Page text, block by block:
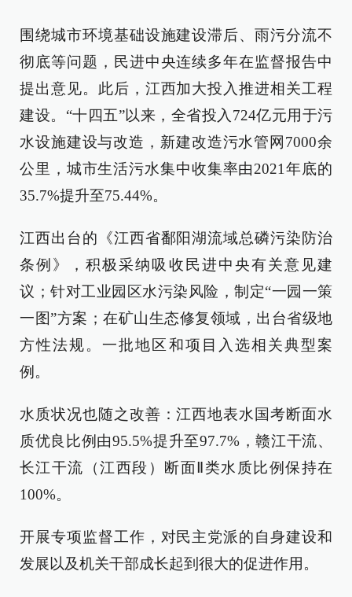
围绕城市环境基础设施建设滞后、雨污分流不
彻底等问题，民进中央连续多年在监督报告中
提出意见。此后，江西加大投入推进相关工程
建设。“十四五”以来，全省投入724亿元用于污
水设施建设与改造，新建改造污水管网7000余
公里，城市生活污水集中收集率由2021年底的
35.7%提升至75.44%。
江西出台的《江西省鄱阳湖流域总磷污染防治
条例》，积极采纳吸收民进中央有关意见建
议；针对工业园区水污染风险，制定“一园一策
一图”方案；在矿山生态修复领域，出台省级地
方性法规。一批地区和项目入选相关典型案
例。
水质状况也随之改善：江西地表水国考断面水
质优良比例由95.5%提升至97.7%，赣江干流、
长江干流（江西段）断面Ⅱ类水质比例保持在
100%。
开展专项监督工作，对民主党派的自身建设和
发展以及机关干部成长起到很大的促进作用。